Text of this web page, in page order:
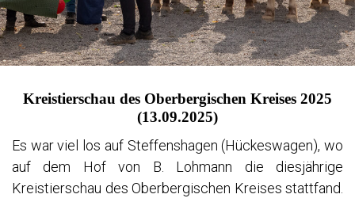
INDIEN 1981
GRIECHENLAND-PRAKTIKUM 1983
NORWEGEN 1983
WIEN 2014
SLOWAKEI 2014
SÄCHSISCHE SCHWEIZ 2017
SCHOTTLAND 2015
Kreistierschau des Oberbergischen Kreises 2025
(13.09.2025)
Es war viel los auf Steffenshagen (Hückeswagen), wo
auf dem Hof von B. Lohmann die diesjährige
Kreistierschau des Oberbergischen Kreises stattfand.